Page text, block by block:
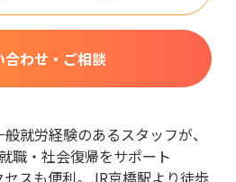
合わせ・ご相談
就労経験のあるスタッフが、
職・社会復帰をサポート